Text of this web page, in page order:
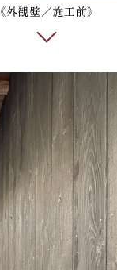
《外観壁／施工前》